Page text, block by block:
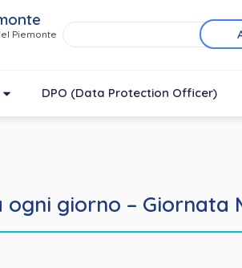
Piemonte
DPO (Data Protection Officer)
ogni giorno – Giornata